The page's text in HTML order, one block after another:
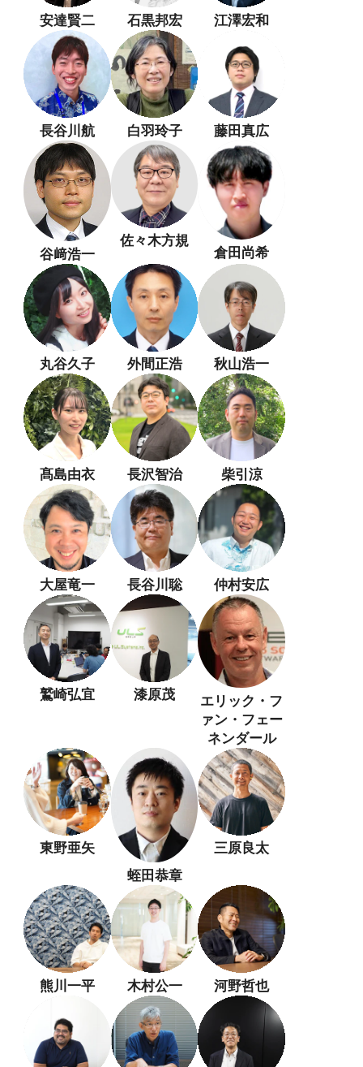
安達賢二 石黒邦宏 江澤宏和
長谷川航 白羽玲子 藤田真広
谷﨑浩一
佐々木方規
倉田尚希
丸谷久子 外間正浩 秋山浩一
髙島由衣 長沢智治 柴引涼
大屋竜一 長谷川聡 仲村安広
鷲崎弘宜 漆原茂
エリック・フ
ァン・フェー
ネンダール
東野亜矢
蛭田恭章
三原良太
熊川一平 木村公一 河野哲也